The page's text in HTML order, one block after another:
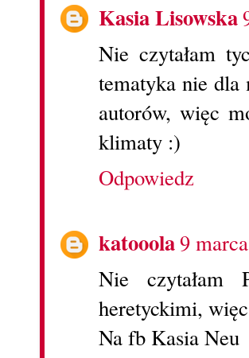
Kasia Lisowska
Nie czytałam
tematyka nie dla
autorów, więc
klimaty :)
Odpowiedz
katooola9
Nie czytałam
heretyckimi,
Na fb Kasia Neu